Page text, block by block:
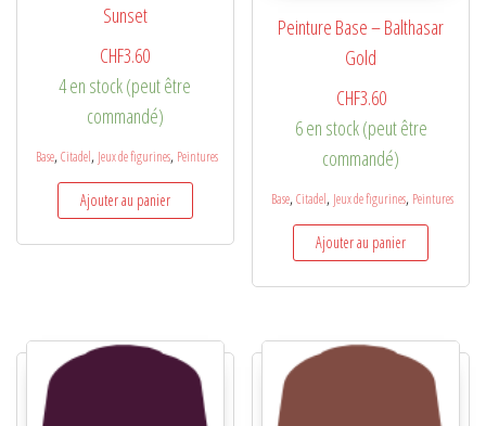
Sunset
CHF3.60
4 en stock (peut être
commandé)
Base,Citadel, Jeux de figurines, Peintures
Ajouter au panier
Peinture Base – Balthasar
Gold
CHF3.60
6 en stock (peut être
commandé)
Base,Citadel, Jeux de figurines, Peintures
Ajouter au panier